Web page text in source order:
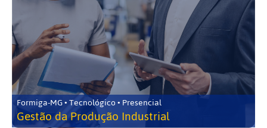
Formiga-MG • Tecnológico • Presencial
Gestão da Produção Industrial